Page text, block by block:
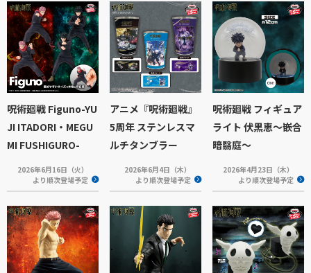
呪術廻戦 Figuno-YU
JI ITADORI・MEGU
MI FUSHIGURO-
2026年6月16日（火）
より順次登場予定
アニメ『呪術廻戦』
5周年 ステンレスマ
ルチタンブラー
2026年6月4日（木）
より順次登場予定
呪術廻戦 フィギュア
ライト 伏黒恵～嵌合
暗翳庭～
2026年4月23日（木）
より順次登場予定